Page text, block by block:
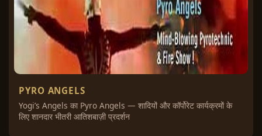
PYRO ANGELS
Yogi’s Angels का Pyro Angels — शादियों और कॉर्पोरेट कार्यक्रमों के
लिए शानदार भीतरी आतिशबाज़ी प्रदर्शन